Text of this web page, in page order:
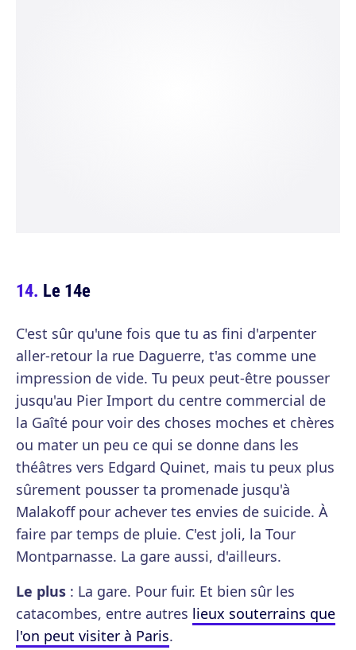
Le 14e
C'est sûr qu'une fois que tu as fini d'arpenter
aller-retour la rue Daguerre, t'as comme une
impression de vide. Tu peux peut-être pousser
jusqu'au Pier Import du centre commercial de
la Gaîté pour voir des choses moches et chères
ou mater un peu ce qui se donne dans les
théâtres vers Edgard Quinet, mais tu peux plus
sûrement pousser ta promenade jusqu'à
Malakoff pour achever tes envies de suicide. À
faire par temps de pluie. C'est joli, la Tour
Montparnasse. La gare aussi, d'ailleurs.
Le plus : La gare. Pour fuir. Et bien sûr les
catacombes, entre autres lieux souterrains que
l'on peut visiter à Paris.